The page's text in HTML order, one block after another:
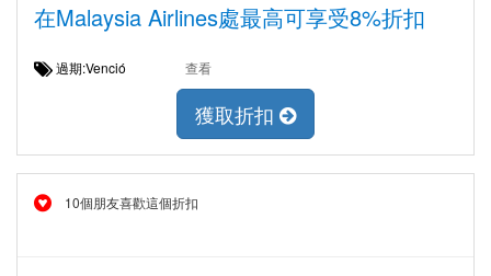
在Malaysia Airlines處最高可享受8%折扣
過期:Venció 查看
獲取折扣
10個朋友喜歡這個折扣